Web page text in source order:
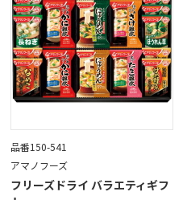
品番150-541
アマノフーズ
フリーズドライ バラエティギフ